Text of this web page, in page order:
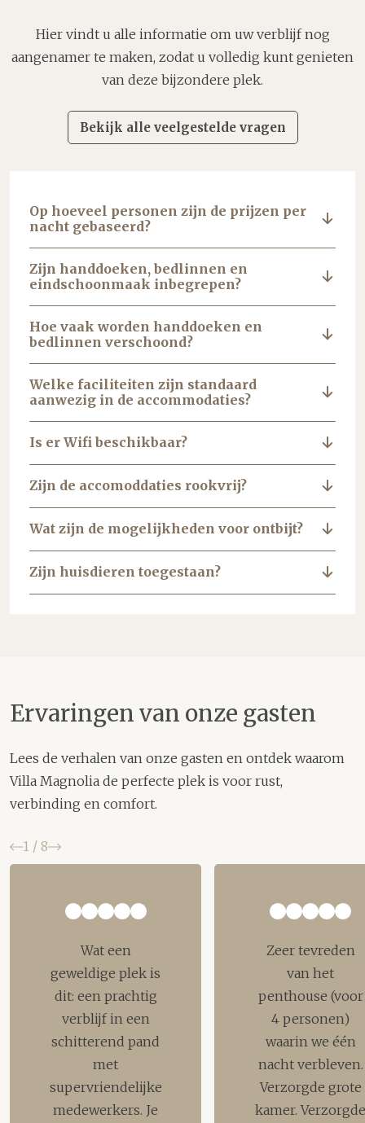
Hier vindt u alle informatie om uw verblijf nog
aangenamer te maken, zodat u volledig kunt genieten
van deze bijzondere plek.
Bekijk alle veelgestelde vragen
Op hoeveel personen zijn de prijzen per
nacht gebaseerd?
Zijn handdoeken, bedlinnen en
eindschoonmaak inbegrepen?
Hoe vaak worden handdoeken en
bedlinnen verschoond?
Welke faciliteiten zijn standaard
aanwezig in de accommodaties?
Is er Wifi beschikbaar?
Zijn de accomoddaties rookvrij?
Wat zijn de mogelijkheden voor ontbijt?
Zijn huisdieren toegestaan?
Ervaringen van onze gasten
Lees de verhalen van onze gasten en ontdek waarom
Villa Magnolia de perfecte plek is voor rust,
verbinding en comfort.
Vorige
1 / 8 Volgende
Wat een
geweldige plek is
dit: een prachtig
verblijf in een
schitterend pand
met
supervriendelijke
medewerkers. Je
Zeer tevreden
van het
penthouse (voor
4 personen)
waarin we één
nacht verbleven.
Verzorgde grote
kamer.